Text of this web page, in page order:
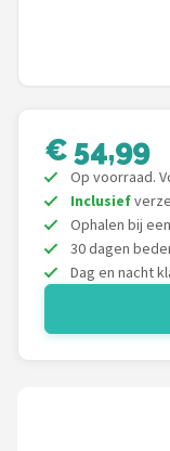
€ 54,99
Op voorraad.
Inclusief
Ophalen bij
30 dagen
Dag en nacht